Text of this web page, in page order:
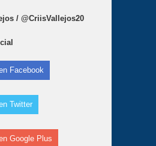
/ @CriisVallejos20
Facebook
Twitter
Google Plus